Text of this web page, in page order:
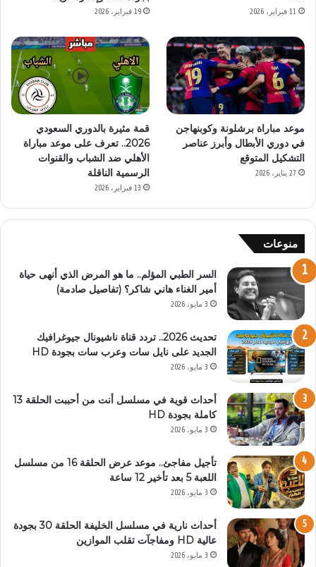
11 فبراير، 2026 19 فبراير، 2026
موعد مباراة برشلونة وكوبنهاجن
في دوري الأبطال وأبرز عناصر
التشكيل المتوقع
27 يناير، 2026
قمة مثيرة بالدوري السعودي
2026.. تعرف على موعد مباراة
الأهلي ضد الشباب والقنوات
الرسمية الناقلة
13 فبراير، 2026
منوعات
السر الطبي المؤلم.. ما هو المرض الذي أنهى حياة
أمير الغناء هاني شاكر؟ (تفاصيل صادمة)
3 مايو، 2026
تحديث 2026.. تردد قناة ناشيونال جيوغرافيك
الجديد على نايل سات وعرب سات بجودة HD
3 مايو، 2026
أحداث قوية في مسلسل أنت من أحببت الحلقة 13
كاملة بجودة HD
3 مايو، 2026
تأجيل مفاجئ.. موعد عرض الحلقة 16 من مسلسل
اللعبة 5 بعد تأخير 12 ساعة
3 مايو، 2026
أحداث نارية في مسلسل الخليفة الحلقة 30 بجودة
عالية HD ومفاجآت تقلب الموازين
3 مايو، 2026